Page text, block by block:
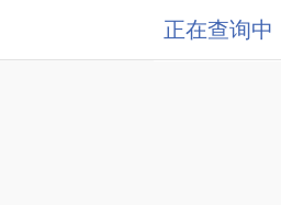
正在查询中